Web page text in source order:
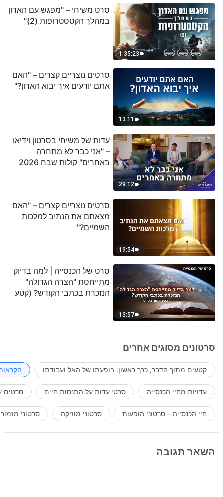
1:35:23
סרט משיחי – "מפגש עם האדון
במהלך הקטסטרופות (2)"
13:11
סרטים נוצריים קצרים – "האם
אתם יודעים איך יבוא האדון?"
29:12
עדות של משיחי בסרטון וידיאו
– "אני כבר לא מתחרה
באחרים" קולות שבח 2026
19:54
סרטים נוצריים קצרים – "האם
מצאתם את הנתיב למלכות
השמיים?"
13:57
סרט של הכנסייה | למה בדיוק
מתייחסת "הצרה הגדולה"
הנזכרת בכתבי הקודש? (קטע
סרטונים מסוגים אחרים
קטעים מתוך הדבר, כרך ראשון: הופעתו של האל ועבודתו
עדויות מחיי הכנסייה סרטי עדוּת על התנסוּת חיים סרטים
חיי הכנסייה – סרטוני הופעות סרטוני מוזיקה סרטוני
השאר תגובה